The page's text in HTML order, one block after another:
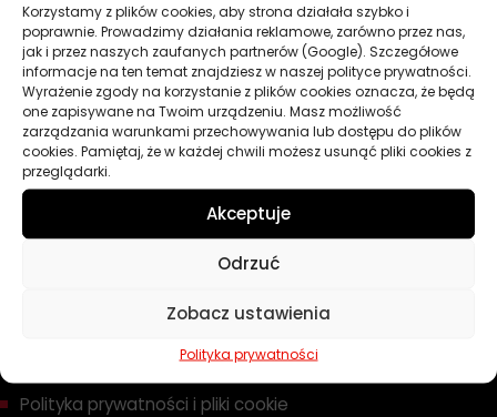
Korzystamy z plików cookies, aby strona działała szybko i
poprawnie. Prowadzimy działania reklamowe, zarówno przez nas,
jak i przez naszych zaufanych partnerów (Google). Szczegółowe
informacje na ten temat znajdziesz w naszej polityce prywatności.
Wyrażenie zgody na korzystanie z plików cookies oznacza, że będą
one zapisywane na Twoim urządzeniu. Masz możliwość
zarządzania warunkami przechowywania lub dostępu do plików
cookies. Pamiętaj, że w każdej chwili możesz usunąć pliki cookies z
przeglądarki.
Akceptuje
Odrzuć
Zobacz ustawienia
Polityka prywatności
Chemia
Kosmetyki
Akcesoria
Żarówki
Zapachy
Poradniki
Dobierz olej
Polityka prywatności i pliki cookie